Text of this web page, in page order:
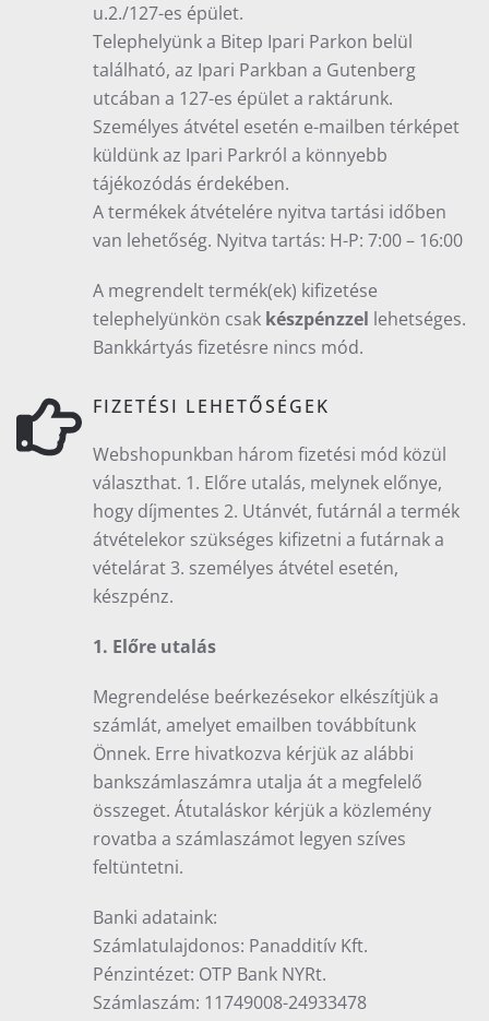
u.2./127-es épület.
Telephelyünk a Bitep Ipari Parkon belül
található, az Ipari Parkban a Gutenberg
utcában a 127-es épület a raktárunk.
Személyes átvétel esetén e-mailben térképet
küldünk az Ipari Parkról a könnyebb
tájékozódás érdekében.
A termékek átvételére nyitva tartási időben
van lehetőség. Nyitva tartás: H-P: 7:00 – 16:00
A megrendelt termék(ek) kifizetése
telephelyünkön csak készpénzzel lehetséges.
Bankkártyás fizetésre nincs mód.
FIZETÉSI LEHETŐSÉGEK
Webshopunkban három fizetési mód közül
választhat. 1. Előre utalás, melynek előnye,
hogy díjmentes 2. Utánvét, futárnál a termék
átvételekor szükséges kifizetni a futárnak a
vételárat 3. személyes átvétel esetén,
készpénz.
1. Előre utalás
Megrendelése beérkezésekor elkészítjük a
számlát, amelyet emailben továbbítunk
Önnek. Erre hivatkozva kérjük az alábbi
bankszámlaszámra utalja át a megfelelő
összeget. Átutaláskor kérjük a közlemény
rovatba a számlaszámot legyen szíves
feltüntetni.
Banki adataink:
Számlatulajdonos: Panadditív Kft.
Pénzintézet: OTP Bank NYRt.
Számlaszám: 11749008-24933478